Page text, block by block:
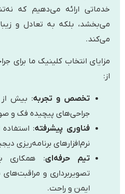
ارائه می‌دهیم که نه‌تنها
بلکه به تعادل و زیبایی
انتخاب کلینیک ما برای جراحی فک
تخصص و تجربه
: بیش
جراحی‌های پیچیده فک و صورت با
فناوری پیشرفته : استفاده از
نرم‌افزارهای برنامه‌ریزی دیجیتال
تیم حرفه‌ای
: همکاری با
تصویربرداری و مراقبت‌های پس از
ایمن و راحت.